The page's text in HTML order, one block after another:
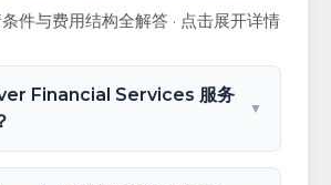
件与费用结构全解答 · 点击展开详情
Financial Services 服务
▼